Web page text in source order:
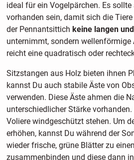
ideal für ein Vogelpärchen. Es
vorhanden sein, damit sich die
der Pennantsittich keine langen
unternimmt, sondern
reicht eine quadratisch oder
Sitzstangen aus Holz bieten ihnen
kannst Du auch stabile Äste von
verwenden. Diese Äste ahmen die
unterschiedlicher Stärke
Voliere windgeschützt stehen. Um
erhöhen, kannst Du während der
wieder frische, grüne Blätter zu
zusammenbinden und diese dann